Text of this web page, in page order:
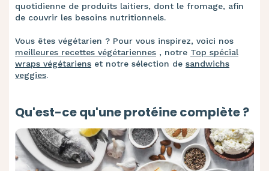
quotidienne de produits laitiers, dont le fromage, afin
de couvrir les besoins nutritionnels.
Vous êtes végétarien ? Pour vous inspirez, voici nos
meilleures recettes végétariennes , notre Top spécial
wraps végétariens et notre sélection de sandwichs
veggies.
Qu'est-ce qu'une protéine complète ?